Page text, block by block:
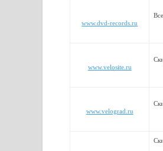
www.dvd-records.ru
www.velosite.ru
www.velograd.ru